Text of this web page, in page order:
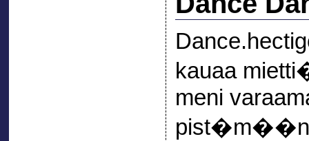
kauaa
meni
pist�m��n